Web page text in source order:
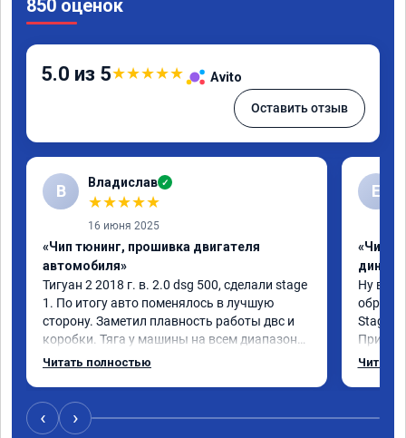
850 оценок
5.0 из 5★★★★★ Avito
Оставить отзыв
В Владислав ✓
★★★★★
16 июня 2025
«Чип тюнинг, прошивка двигателя
автомобиля»
Тигуан 2 2018 г. в. 2.0 dsg 500, сделали stage
1. По итогу авто поменялось в лучшую
сторону. Заметил плавность работы двс и
коробки. Тяга у машины на всем диапазоне.
Впервые увидел расход по трассе меньше 8
стоит этих денег. Знал бы, сделал раньше.
Читать полностью
Е
«Чип
Ну вот,
Stage 1
При
всегда
Читать
‹ ›